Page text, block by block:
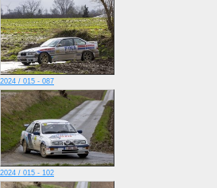
2024 / 015 - 087
2024 / 015 - 102